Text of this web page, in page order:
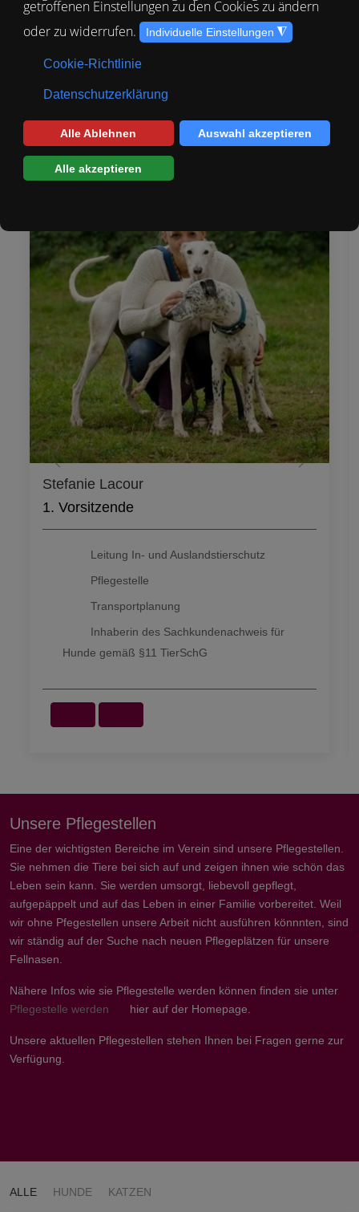
haben Sie Verständnis dafür, dass wir
nicht immer direkt erreichbar sind oder
sofort zurück rufen können.
Vielen Dank!
Stefanie Lacour
1. Vorsitzende
Leitung In- und Auslandstierschutz
Pflegestelle
Transportplanung
Inhaberin des Sachkundenachweis für
Hunde gemäß §11 TierSchG
Unsere Pflegestellen
Eine der wichtigsten Bereiche im Verein sind unsere Pflegestellen.
Sie nehmen die Tiere bei sich auf und zeigen ihnen wie schön das
Leben sein kann. Sie werden umsorgt, liebevoll gepflegt,
aufgepäppelt und auf das Leben in einer Familie vorbereitet. Weil
wir ohne Pfegestellen unsere Arbeit nicht ausführen könnnten, sind
wir ständig auf der Suche nach neuen Pflegeplätzen für unsere
Fellnasen.
Nähere Infos wie sie Pflegestelle werden können finden sie unter
Pflegestelle werden
hier auf der Homepage.
Unsere aktuellen Pflegestellen stehen Ihnen bei Fragen gerne zur
Verfügung.
ALLE HUNDE KATZEN